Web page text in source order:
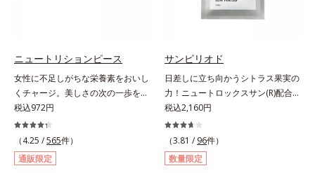
支える鉄分やビタミン6種(*2)、食
物繊維など、女性が不足しがちな栄
美を総合的に支えます。甘さ控えめ
のカフェオレ味、濃厚な抹茶味の2
味展開。プロテイン独特のにおいや
クセが少なく、水に溶けやすいの
で、手軽においしくたんぱく質を摂
れます。*1 1杯分（約27g）当り。
コラーゲン含む。*2 ビタミンB1、
B2、B6、B12、ナイアシン、パン
ニュートリションピース
女性に不足しがちな栄養素をおいし
くチャージ。美しさの次の一歩を引
き出すタブレット。現代女性に不足
しがちな栄養素に着目。ぽいっとひ
と口補いやすい６種類の「キレイの
素」、タブレットタイプのサプリメ
ントシリーズです。女性の不足栄養
税込972円
（4.25 /565件）
通販限定
サンピリオド
日差しに立ち向かうシトラス果実の
力！ニュートロックスサン(R)配合の
インナーケア(*)。果実の力で日差し
に立ち向かうインナーケア(*)です。
強い紫外線が降り注ぐ南スペイン産
のシトラスとローズマリーから抽出
した話題の成分、「ニュートロック
税込2,160円
（3.81 / 96件）
数量限定